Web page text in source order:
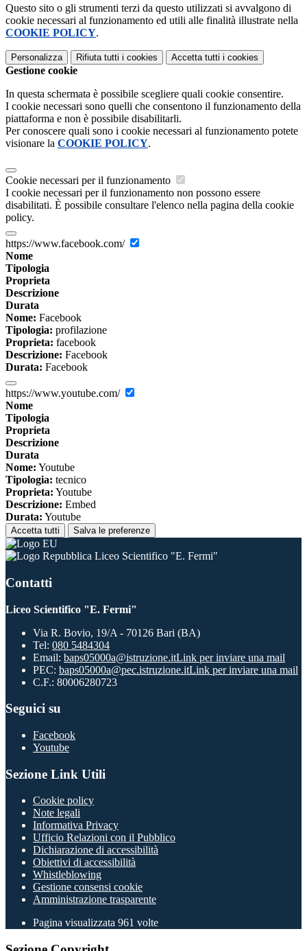
Questo sito o gli strumenti terzi da questo utilizzati si avvalgono di
cookie necessari al funzionamento ed utili alle finalità illustrate nella
COOKIE POLICY.
Personalizza Rifiuta tutti i cookies Accetta tutti i cookies
Gestione cookie
In questa schermata è possibile scegliere quali cookie consentire.
I cookie necessari sono quelli che consentono il funzionamento della
piattaforma e non è possibile disabilitarli.
Per conoscere quali sono i cookie necessari al funzionamento potete
visionare la COOKIE POLICY.
Cookie necessari per il funzionamento
I cookie necessari per il funzionamento non possono essere
disabilitati. È possibile consultare l'elenco nella pagina della cookie
policy.
https://www.facebook.com/
Nome
Tipologia
Proprieta
Descrizione
Durata
Nome: Facebook
Tipologia: profilazione
Proprieta: facebook
Descrizione: Facebook
Durata: Facebook
https://www.youtube.com/
Nome
Tipologia
Proprieta
Descrizione
Durata
Nome: Youtube
Tipologia: tecnico
Proprieta: Youtube
Descrizione: Embed
Durata: Youtube
Accetta tutti Salva le preferenze
Liceo Scientifico "E. Fermi"
Contatti
Liceo Scientifico "E. Fermi"
Via R. Bovio, 19/A - 70126 Bari (BA)
Tel: 080 5484304
Email: baps05000a@istruzione.itLink per inviare una mail
PEC: baps05000a@pec.istruzione.itLink per inviare una mail
C.F.: 80006280723
Seguici su
Facebook
Youtube
Sezione Link Utili
Cookie policy
Note legali
Informativa Privacy
Ufficio Relazioni con il Pubblico
Dichiarazione di accessibilità
Obiettivi di accessibilità
Whistleblowing
Gestione consensi cookie
Amministrazione trasparente
Pagina visualizzata 961 volte